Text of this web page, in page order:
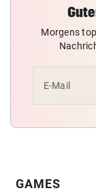
Morgens
E-Mail
GAMES